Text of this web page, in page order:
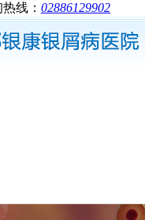
线： 02886129902